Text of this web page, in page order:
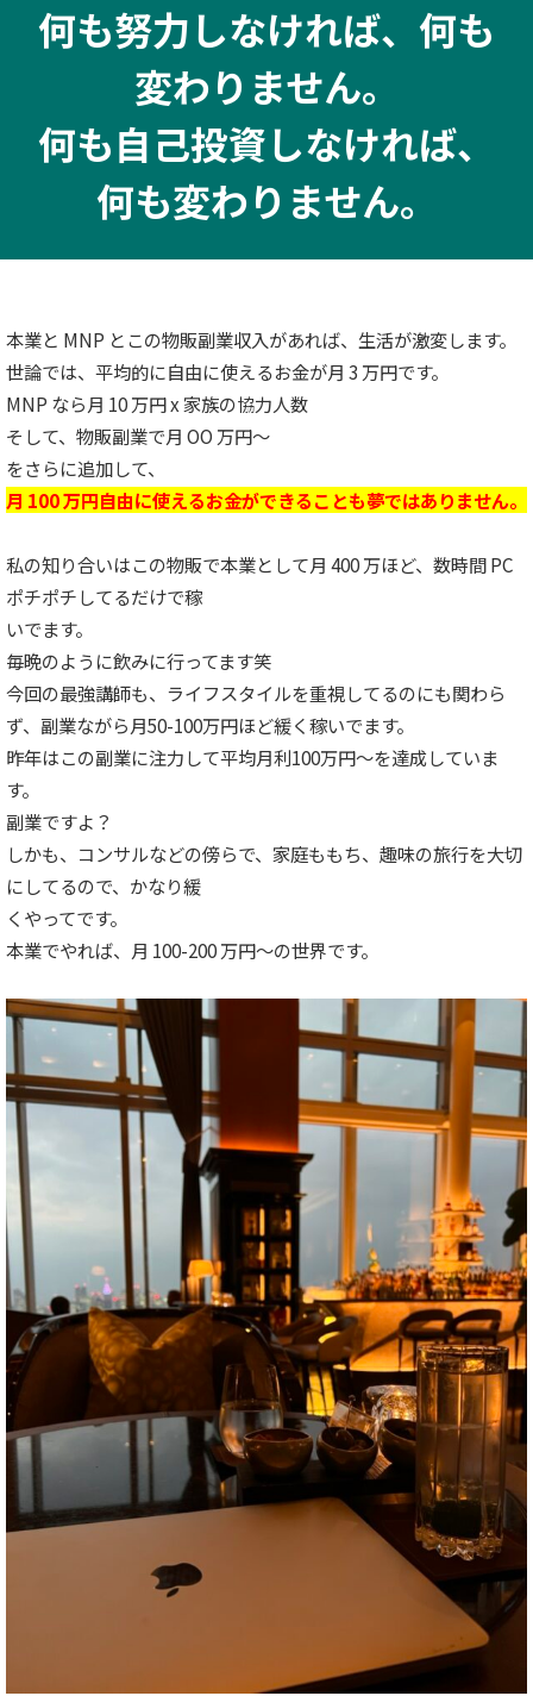
何も努力しなければ、何も
変わりません。
何も自己投資しなければ、
何も変わりません。
本業と MNP とこの物販副業収入があれば、生活が激変します。
世論では、平均的に自由に使えるお金が月 3 万円です。
MNP なら月 10 万円 x 家族の協力人数
そして、物販副業で月 OO 万円〜
をさらに追加して、
月 100 万円自由に使えるお金ができることも夢ではありません。
私の知り合いはこの物販で本業として月 400 万ほど、数時間 PC
ポチポチしてるだけで稼
いでます。
毎晩のように飲みに行ってます笑
今回の最強講師も、ライフスタイルを重視してるのにも関わら
ず、副業ながら月50-100万円ほど緩く稼いでます。
昨年はこの副業に注力して平均月利100万円〜を達成していま
す。
副業ですよ？
しかも、コンサルなどの傍らで、家庭ももち、趣味の旅行を大切
にしてるので、かなり緩
くやってです。
本業でやれば、月 100-200 万円〜の世界です。